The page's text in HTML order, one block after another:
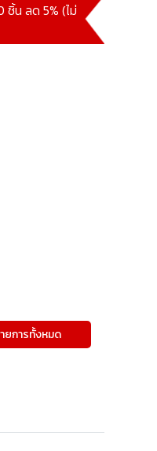
น ลด 5% (ไม่
ยการทั้งหมด